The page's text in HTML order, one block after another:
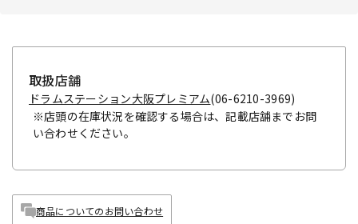
取扱店舗
ドラムステーション大阪プレミアム(06-6210-3969)
※店頭の在庫状況を確認する場合は、記載店舗までお問
い合わせください。
商品についてのお問い合わせ